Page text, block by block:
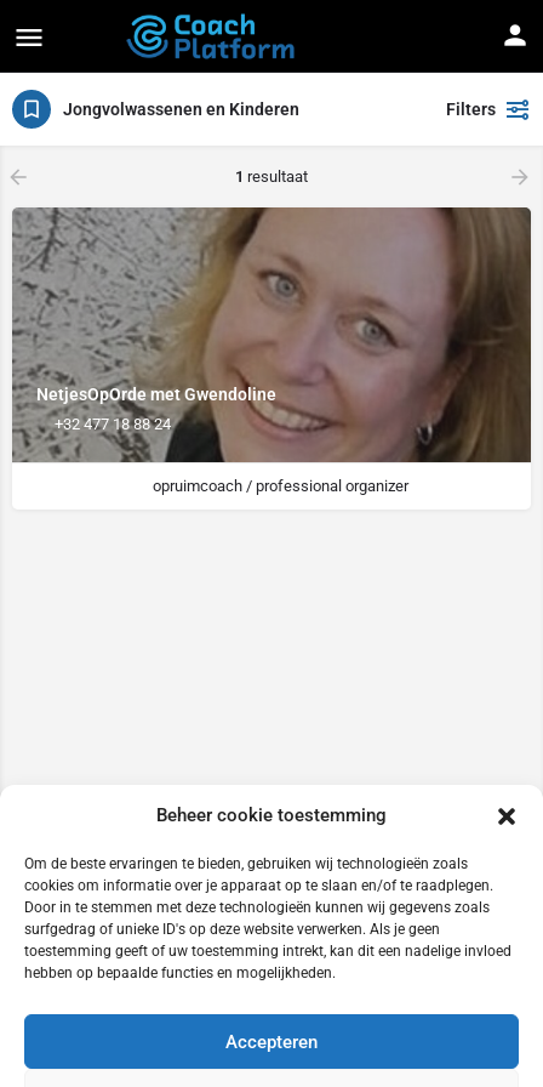
Beheer cookie toestemming
Om de beste ervaringen te bieden, gebruiken wij technologieën zoals
cookies om informatie over je apparaat op te slaan en/of te raadplegen.
Door in te stemmen met deze technologieën kunnen wij gegevens zoals
surfgedrag of unieke ID's op deze website verwerken. Als je geen
toestemming geeft of uw toestemming intrekt, kan dit een nadelige invloed
hebben op bepaalde functies en mogelijkheden.
Accepteren
Jongvolwassenen en Kinderen Filters
arrow_backward 1 resultaat arrow_forward
NetjesOpOrde met Gwendoline
+32 477 18 88 24
opruimcoach / professional organizer